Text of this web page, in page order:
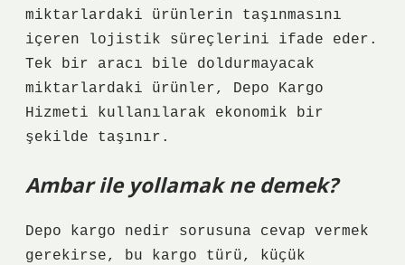
miktarlardaki ürünlerin taşınmasını
içeren lojistik süreçlerini ifade eder.
Tek bir aracı bile doldurmayacak
miktarlardaki ürünler, Depo Kargo
Hizmeti kullanılarak ekonomik bir
şekilde taşınır.
Ambar ile yollamak ne demek?
Depo kargo nedir sorusuna cevap vermek
gerekirse, bu kargo türü, küçük